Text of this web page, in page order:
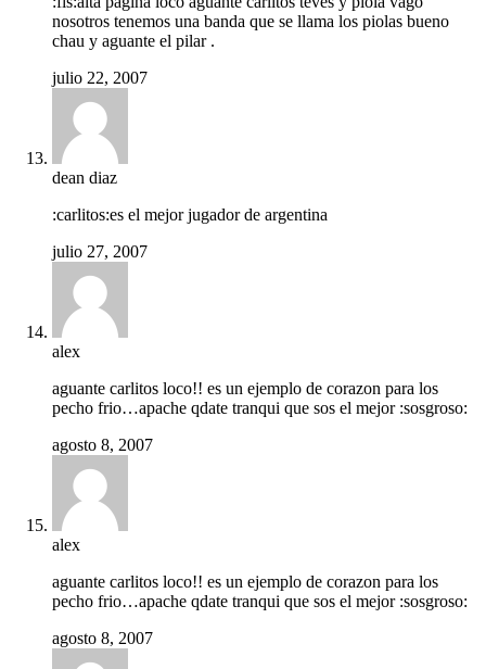
nosotros tenemos una banda que se llama los piolas bueno
chau y aguante el pilar .
julio 22, 2007
dean diaz
:carlitos:es el mejor jugador de argentina
julio 27, 2007
alex
aguante carlitos loco!! es un ejemplo de corazon para los
pecho frio…apache qdate tranqui que sos el mejor :sosgroso:
agosto 8, 2007
alex
aguante carlitos loco!! es un ejemplo de corazon para los
pecho frio…apache qdate tranqui que sos el mejor :sosgroso:
agosto 8, 2007